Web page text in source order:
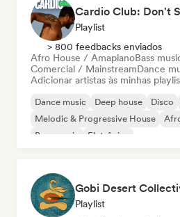
Cardio Club: Don't
Playlist
> 800 feedbacks enviados
Afro House / AmapianoBass
Comercial / MainstreamDance
Adicionar artistas às minhas
Dance music Deep house Disco
Melodic & Progressive House
Bass music
Eletrônica
Gobi Desert
Playlist